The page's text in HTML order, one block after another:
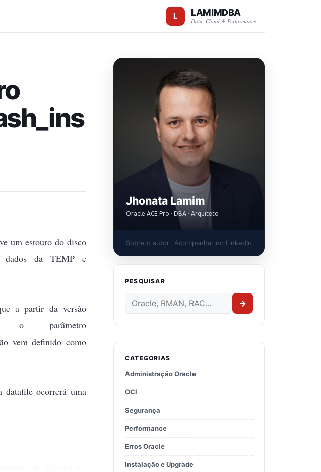
LAMIMDBA
Data, Cloud & Performance
um estouro do disco
dados da TEMP e
a partir da versão
o parâmetro
vem definido como
datafile ocorrerá uma
onwards an I/O write error to a datafile will
Jhonata Lamim
Oracle ACE Pro · DBA · Arquiteto
Sobre o autor Acompanhar no LinkedIn
PESQUISAR
→
CATEGORIAS
Administração Oracle
OCI
Segurança
Performance
Erros Oracle
Instalação e Upgrade